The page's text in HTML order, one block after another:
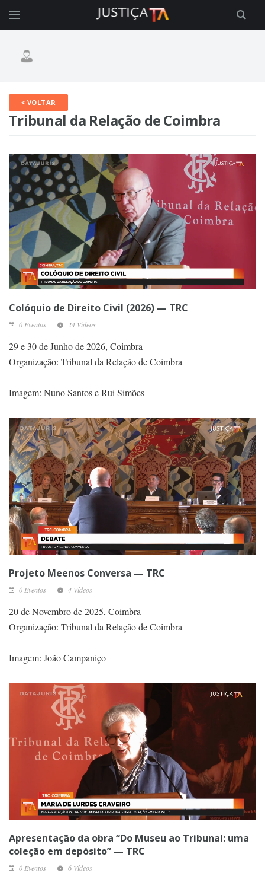
< VOLTAR
Tribunal da Relação de Coimbra
Colóquio de Direito Civil (2026) — TRC
0 Eventos 24 Vídeos
29 e 30 de Junho de 2026, Coimbra
Organização: Tribunal da Relação de Coimbra
Imagem: Nuno Santos e Rui Simões
Projeto Meenos Conversa — TRC
0 Eventos 4 Vídeos
20 de Novembro de 2025, Coimbra
Organização: Tribunal da Relação de Coimbra
Imagem: João Campaniço
Apresentação da obra “Do Museu ao Tribunal: uma
coleção em depósito” — TRC
0 Eventos 6 Vídeos